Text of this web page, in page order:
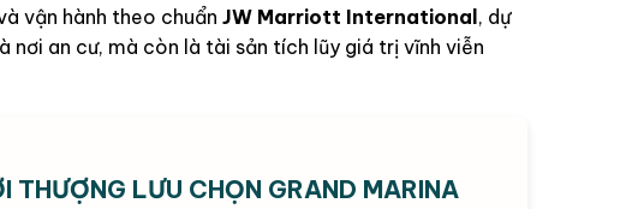
vận hành theo chuẩn JW Marriott International, dự
an cư, mà còn là tài sản tích lũy giá trị vĩnh viễn
THƯỢNG LƯU CHỌN GRAND MARINA